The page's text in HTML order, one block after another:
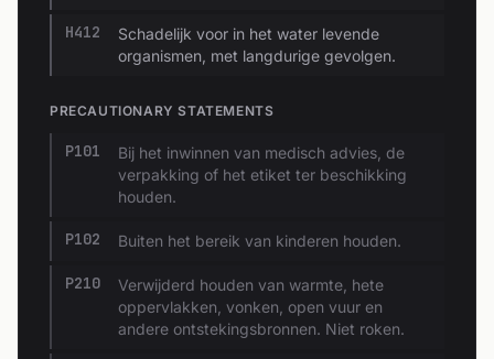
H412
Schadelijk voor in het water levende
organismen, met langdurige gevolgen.
PRECAUTIONARY STATEMENTS
P101
Bij het inwinnen van medisch advies, de
verpakking of het etiket ter beschikking
houden.
P102 Buiten het bereik van kinderen houden.
P210
Verwijderd houden van warmte, hete
oppervlakken, vonken, open vuur en
andere ontstekingsbronnen. Niet roken.